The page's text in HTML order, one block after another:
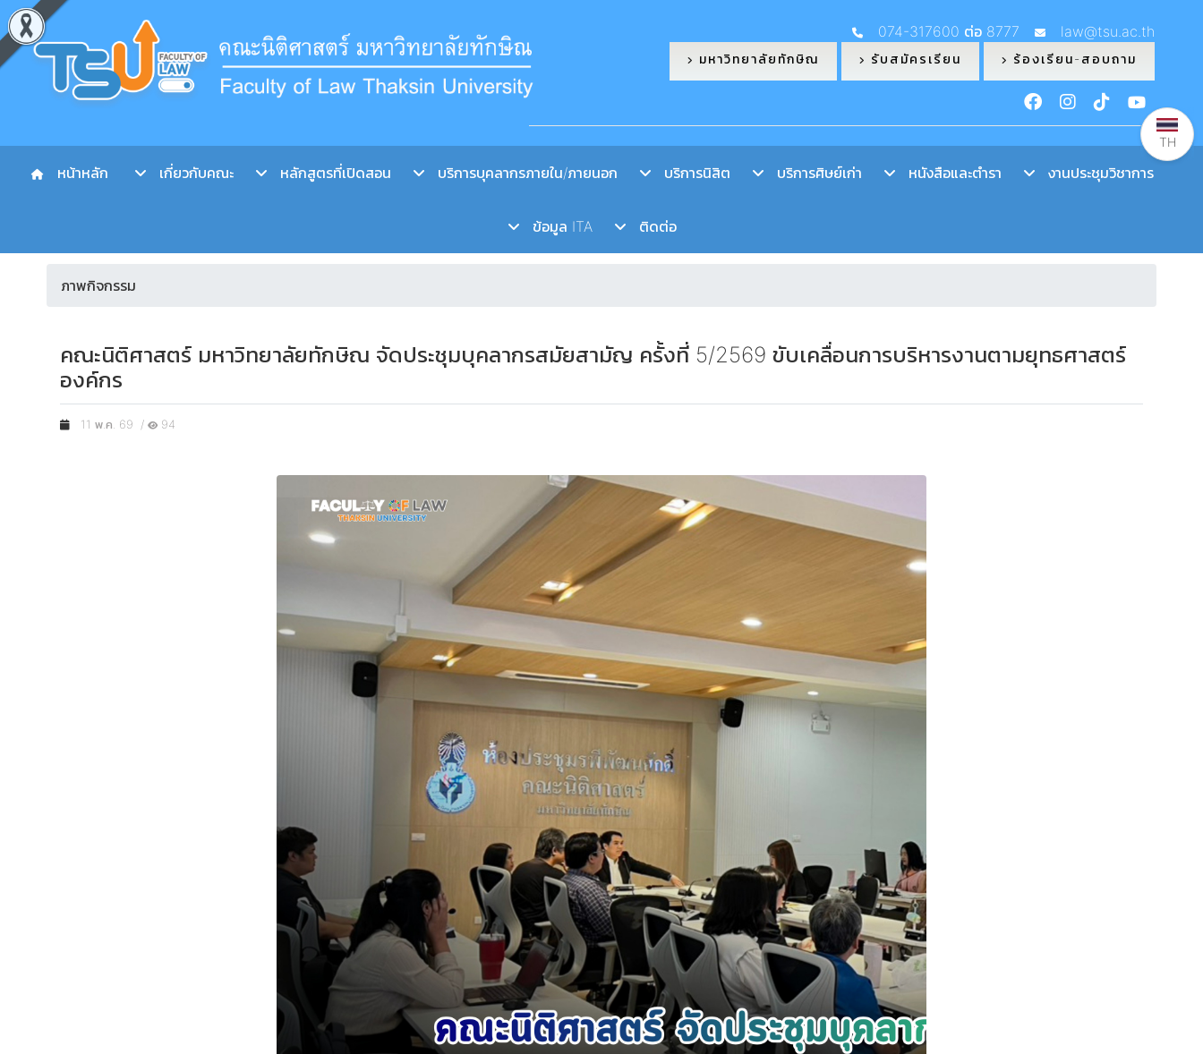
074-317600 ต่อ 8777 law@tsu.ac.th
มหาวิทยาลัยทักษิณ รับสมัครเรียน ร้องเรียน-สอบถาม
หน้าหลัก เกี่ยวกับคณะ หลักสูตรที่เปิดสอน บริการบุคลากรภายใน/ภายนอก บริการนิสิต บริการศิษย์เก่า หนังสือและตำรา งานประชุมวิชาการ
ข้อมูล ITA ติดต่อ
ภาพกิจกรรม
คณะนิติศาสตร์ มหาวิทยาลัยทักษิณ จัดประชุมบุคลากรสมัยสามัญ ครั้งที่ 5/2569 ขับเคลื่อนการบริหารงานตามยุทธศาสตร์
องค์กร
11 พ.ค. 69 / 94
TH